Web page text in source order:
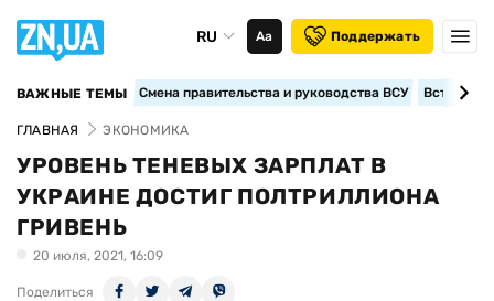
RU Аа Поддержать
ВАЖНЫЕ ТЕМЫ Смена правительства и руководства ВСУ
ГЛАВНАЯ ЭКОНОМИКА
УРОВЕНЬ ТЕНЕВЫХ ЗАРПЛАТ В
УКРАИНЕ ДОСТИГ ПОЛТРИЛЛИОНА
ГРИВЕНЬ
20 июля, 2021, 16:09
Поделиться